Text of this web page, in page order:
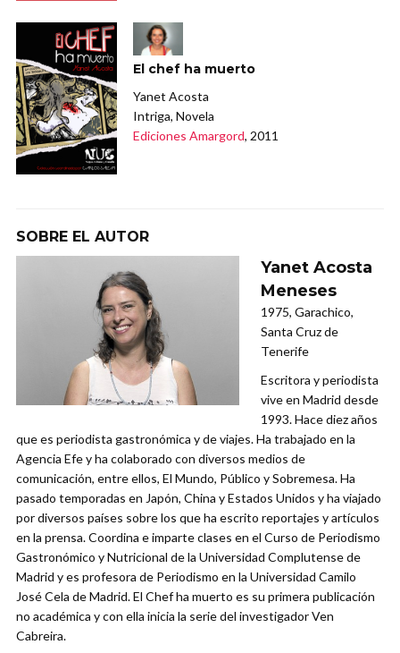
El chef ha muerto
Yanet Acosta
Intriga, Novela
Ediciones Amargord, 2011
SOBRE EL AUTOR
Yanet Acosta
Meneses
1975, Garachico,
Santa Cruz de
Tenerife
Escritora y periodista
vive en Madrid desde
1993. Hace diez años
que es periodista gastronómica y de viajes. Ha trabajado en la
Agencia Efe y ha colaborado con diversos medios de
comunicación, entre ellos, El Mundo, Público y Sobremesa. Ha
pasado temporadas en Japón, China y Estados Unidos y ha viajado
por diversos países sobre los que ha escrito reportajes y artículos
en la prensa. Coordina e imparte clases en el Curso de Periodismo
Gastronómico y Nutricional de la Universidad Complutense de
Madrid y es profesora de Periodismo en la Universidad Camilo
José Cela de Madrid. El Chef ha muerto es su primera publicación
no académica y con ella inicia la serie del investigador Ven
Cabreira.